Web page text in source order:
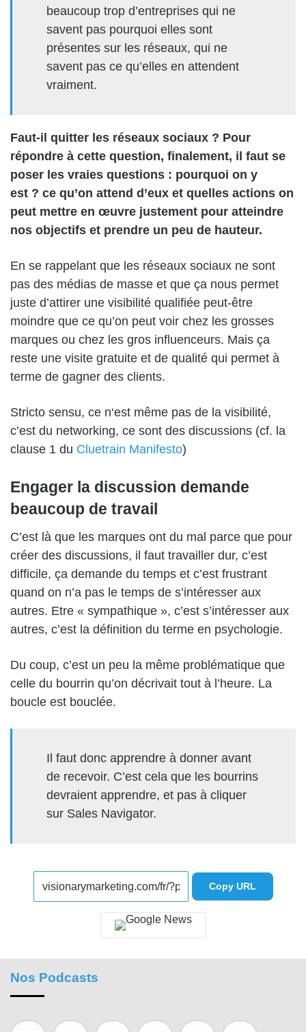
beaucoup trop d’entreprises qui ne
savent pas pourquoi elles sont
présentes sur les réseaux, qui ne
savent pas ce qu’elles en attendent
vraiment.
Faut-il quitter les réseaux sociaux ? Pour
répondre à cette question, finalement, il faut se
poser les vraies questions : pourquoi on y
est ? ce qu’on attend d’eux et quelles actions on
peut mettre en œuvre justement pour atteindre
nos objectifs et prendre un peu de hauteur.
En se rappelant que les réseaux sociaux ne sont
pas des médias de masse et que ça nous permet
juste d’attirer une visibilité qualifiée peut-être
moindre que ce qu’on peut voir chez les grosses
marques ou chez les gros influenceurs. Mais ça
reste une visite gratuite et de qualité qui permet à
terme de gagner des clients.
Stricto sensu, ce n‘est même pas de la visibilité,
c’est du networking, ce sont des discussions (cf. la
clause 1 du Cluetrain Manifesto)
Engager la discussion demande
beaucoup de travail
C’est là que les marques ont du mal parce que pour
créer des discussions, il faut travailler dur, c’est
difficile, ça demande du temps et c’est frustrant
quand on n’a pas le temps de s’intéresser aux
autres. Etre « sympathique », c’est s’intéresser aux
autres, c’est la définition du terme en psychologie.
Du coup, c’est un peu la même problématique que
celle du bourrin qu’on décrivait tout à l’heure. La
boucle est bouclée.
Il faut donc apprendre à donner avant
de recevoir. C’est cela que les bourrins
devraient apprendre, et pas à cliquer
sur Sales Navigator.
Copy URL
Nos Podcasts